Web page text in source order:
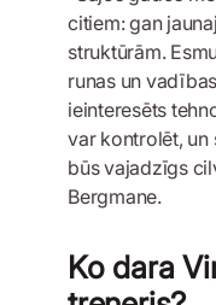
citiem: gan
struktūrām.
runas un
ieinteresēts
var kontrolēt, un
būs vajadzīgs
Bergmane.
Ko dara